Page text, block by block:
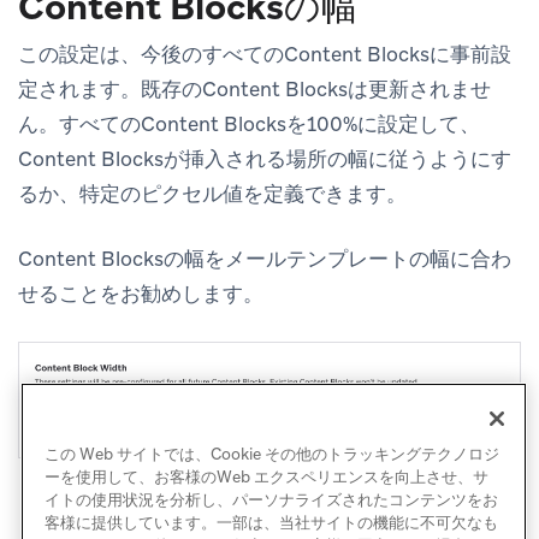
この設定は、今後のすべてのContent Blocksに事前設
定されます。既存のContent Blocksは更新されませ
ん。すべてのContent Blocksを100%に設定して、
Content Blocksが挿入される場所の幅に従うようにす
るか、特定のピクセル値を定義できます。
Content Blocksの幅をメールテンプレートの幅に合わ
せることをお勧めします。
この Web サイトでは、Cookie その他のトラッキングテクノロジ
ーを使用して、お客様のWeb エクスペリエンスを向上させ、サ
イトの使用状況を分析し、パーソナライズされたコンテンツをお
客様に提供しています。一部は、当社サイトの機能に不可欠なも